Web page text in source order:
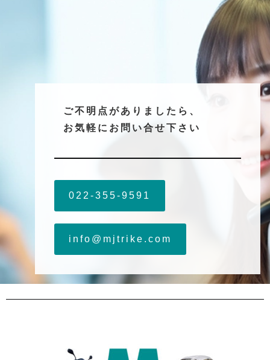
ご不明点がありましたら、
お気軽にお問い合せ下さい
022-355-9591
info@mjtrike.com